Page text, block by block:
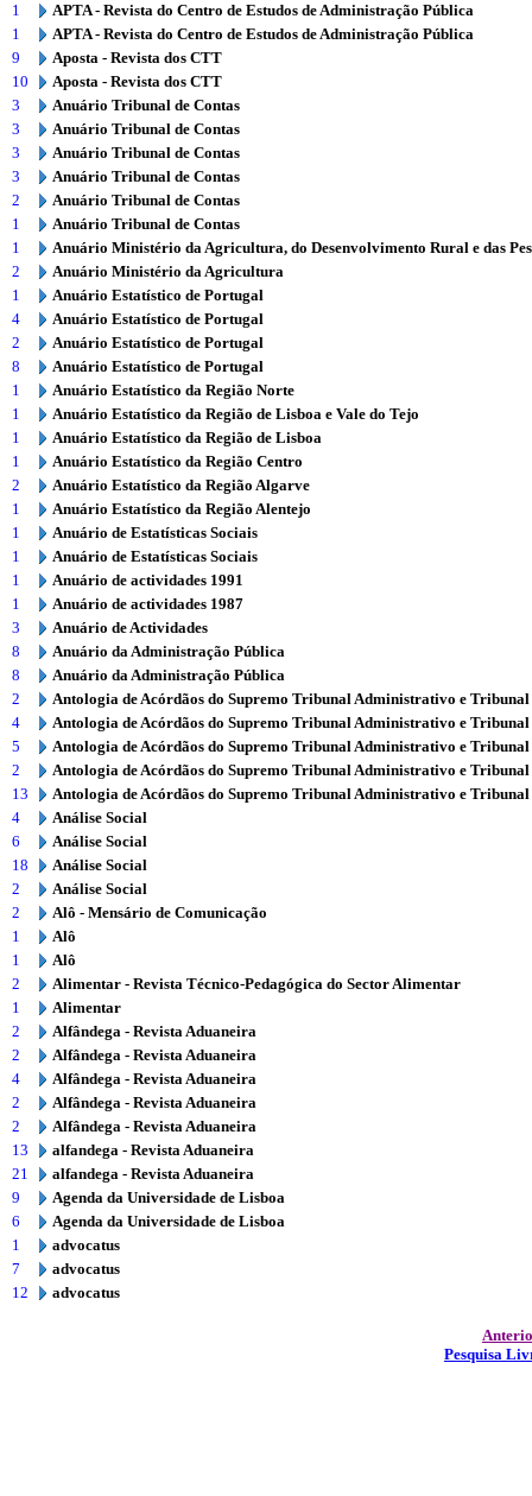
1
APTA - Revista do Centro de Estudos de Administração Pública
1
APTA - Revista do Centro de Estudos de Administração Pública
9
Aposta - Revista dos CTT
10
Aposta - Revista dos CTT
3
Anuário Tribunal de Contas
3
Anuário Tribunal de Contas
3
Anuário Tribunal de Contas
3
Anuário Tribunal de Contas
2
Anuário Tribunal de Contas
1
Anuário Tribunal de Contas
1
Anuário Ministério da Agricultura, do Desenvolvimento Rural e das
2
Anuário Ministério da Agricultura
1
Anuário Estatístico de Portugal
4
Anuário Estatístico de Portugal
2
Anuário Estatístico de Portugal
8
Anuário Estatístico de Portugal
1
Anuário Estatístico da Região Norte
1
Anuário Estatístico da Região de Lisboa e Vale do Tejo
1
Anuário Estatístico da Região de Lisboa
1
Anuário Estatístico da Região Centro
2
Anuário Estatístico da Região Algarve
1
Anuário Estatístico da Região Alentejo
1
Anuário de Estatísticas Sociais
1
Anuário de Estatísticas Sociais
1
Anuário de actividades 1991
1
Anuário de actividades 1987
3
Anuário de Actividades
8
Anuário da Administração Pública
8
Anuário da Administração Pública
2
Antologia de Acórdãos do Supremo Tribunal Administrativo e
4
Antologia de Acórdãos do Supremo Tribunal Administrativo e
5
Antologia de Acórdãos do Supremo Tribunal Administrativo e
2
Antologia de Acórdãos do Supremo Tribunal Administrativo e
13
Antologia de Acórdãos do Supremo Tribunal Administrativo e
4
Análise Social
6
Análise Social
18
Análise Social
2
Análise Social
2
Alô - Mensário de Comunicação
1
Alô
1
Alô
2
Alimentar - Revista Técnico-Pedagógica do Sector Alimentar
1
Alimentar
2
Alfândega - Revista Aduaneira
2
Alfândega - Revista Aduaneira
4
Alfândega - Revista Aduaneira
2
Alfândega - Revista Aduaneira
2
Alfândega - Revista Aduaneira
13
alfandega - Revista Aduaneira
21
alfandega - Revista Aduaneira
9
Agenda da Universidade de Lisboa
6
Agenda da Universidade de Lisboa
1
advocatus
7
advocatus
12
advocatus
Pesquisa